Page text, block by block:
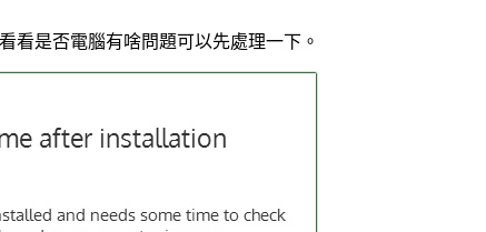
看是否電腦有啥問題可以先處理一下。